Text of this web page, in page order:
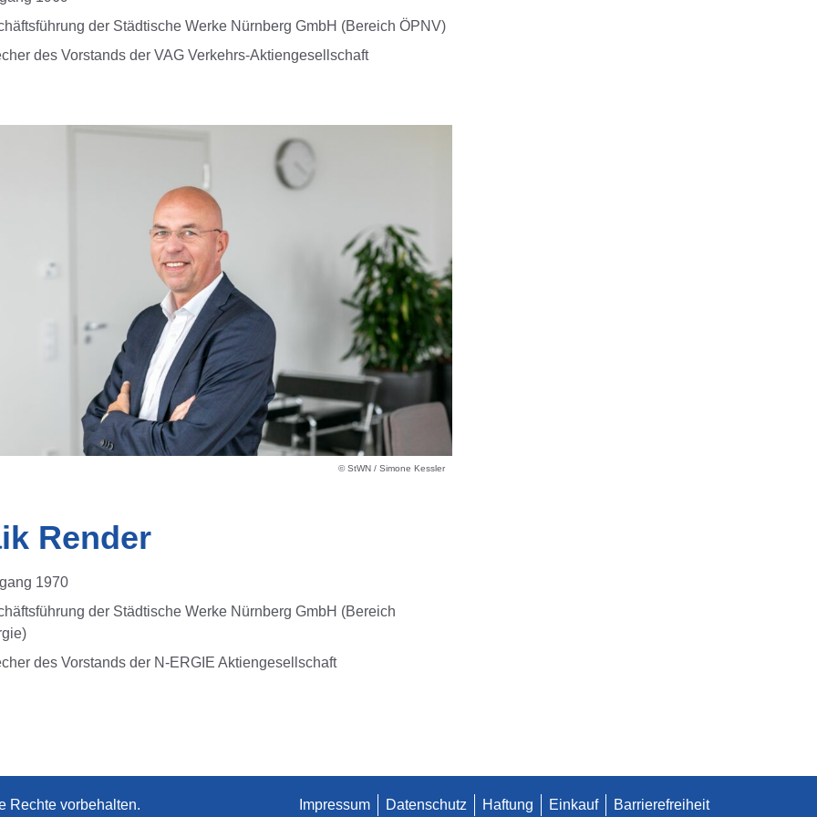
der Städtische Werke Nürnberg GmbH (Bereich ÖPNV)
des Vorstands der VAG Verkehrs-Aktiengesellschaft
© StWN / Simone Kessler
Render
1970
der Städtische Werke Nürnberg GmbH (Bereich
des Vorstands der N-ERGIE Aktiengesellschaft
Rechte vorbehalten. Impressum Datenschutz Haftung Einkauf Barrierefreiheit